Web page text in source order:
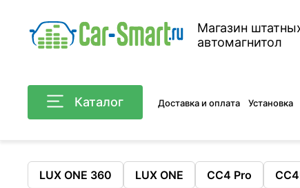
Магазин
автомагнитол
Каталог Доставка и оплата Установка
LUX ONE 360 LUX ONE CC4 Pro